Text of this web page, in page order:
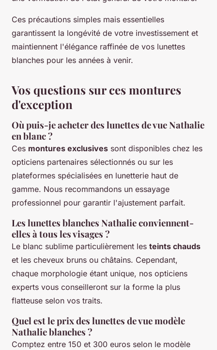
Ces précautions simples mais essentielles
garantissent la longévité de votre investissement et
maintiennent l'élégance raffinée de vos lunettes
blanches pour les années à venir.
Vos questions sur ces montures
d'exception
Où puis-je acheter des lunettes de vue Nathalie
en blanc ?
Ces montures exclusives sont disponibles chez les
opticiens partenaires sélectionnés ou sur les
plateformes spécialisées en lunetterie haut de
gamme. Nous recommandons un essayage
professionnel pour garantir l'ajustement parfait.
Les lunettes blanches Nathalie conviennent-
elles à tous les visages ?
Le blanc sublime particulièrement les teints chauds
et les cheveux bruns ou châtains. Cependant,
chaque morphologie étant unique, nos opticiens
experts vous conseilleront sur la forme la plus
flatteuse selon vos traits.
Quel est le prix des lunettes de vue modèle
Nathalie blanches ?
Comptez entre 150 et 300 euros selon le modèle